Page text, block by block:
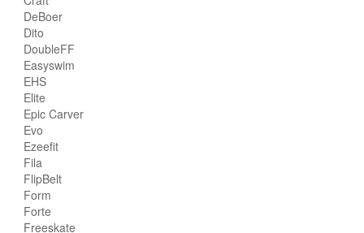
DeBoer
Dito
DoubleFF
Easyswim
EHS
Elite
Epic Carver
Evo
Ezeefit
Fila
FlipBelt
Form
Forte
Freeskate